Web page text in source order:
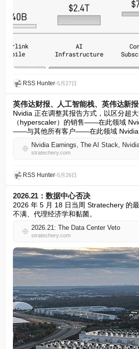
RSS Hunter•5月27日
英伟达财报、人工智能栈、英伟达新
Nvidia 正在调整其报告方式，以区分超
（hyperscaler）的销售——在此领域
——与其他所有客户——在此领域 Nvidia
stratechery.com
RSS Hunter•5月26日
2026.21：数据中心否决
2026 年 5 月 18 日当周 Stratechery 的
不满、代理经济学和黏菌。
2026.21: The Data Center Veto
stratechery.com